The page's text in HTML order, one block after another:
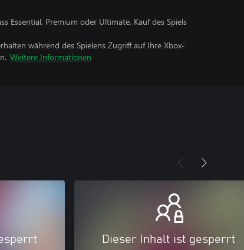
Essential, Premium oder Ultimate. Kauf des Spiels
während des Spielens Zugriff auf Ihre Xbox-
Weitere Informationen
Dieser Inhalt ist gesperrt